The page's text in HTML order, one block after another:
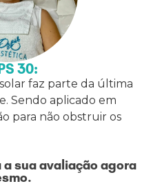
30:
faz parte da última
Sendo aplicado em
para não obstruir os
sua avaliação agora